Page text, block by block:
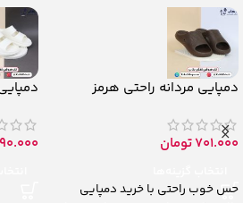
دمپایی مردانه راحتی هرمز
701.000تومان
حس خوب راحتی با خرید دمپایی